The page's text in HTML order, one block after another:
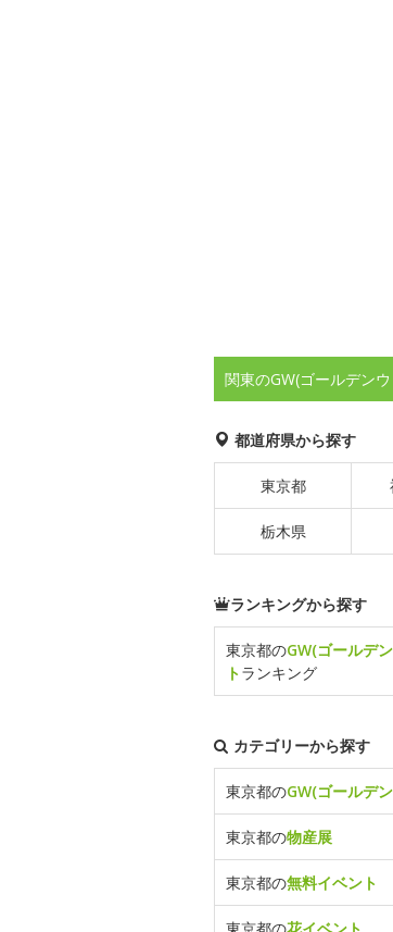
関東のGW(ゴールデン
都道府県から探す
東京都
栃木県
ランキングから探す
東京都のGW(ゴールデ
トランキング
カテゴリーから探す
東京都のGW(ゴールデ
東京都の物産展
東京都の無料イベント